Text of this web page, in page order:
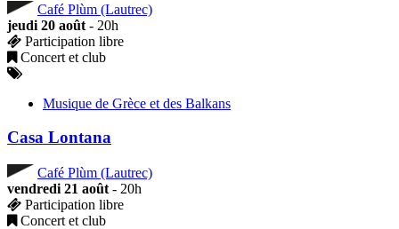
Café Plùm (Lautrec)
jeudi 20 août - 20h
Participation libre
Concert et club
Musique de Grèce et des Balkans
Casa Lontana
Café Plùm (Lautrec)
vendredi 21 août - 20h
Participation libre
Concert et club